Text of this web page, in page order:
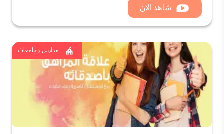
شاهد الان
مدارس وجامعات